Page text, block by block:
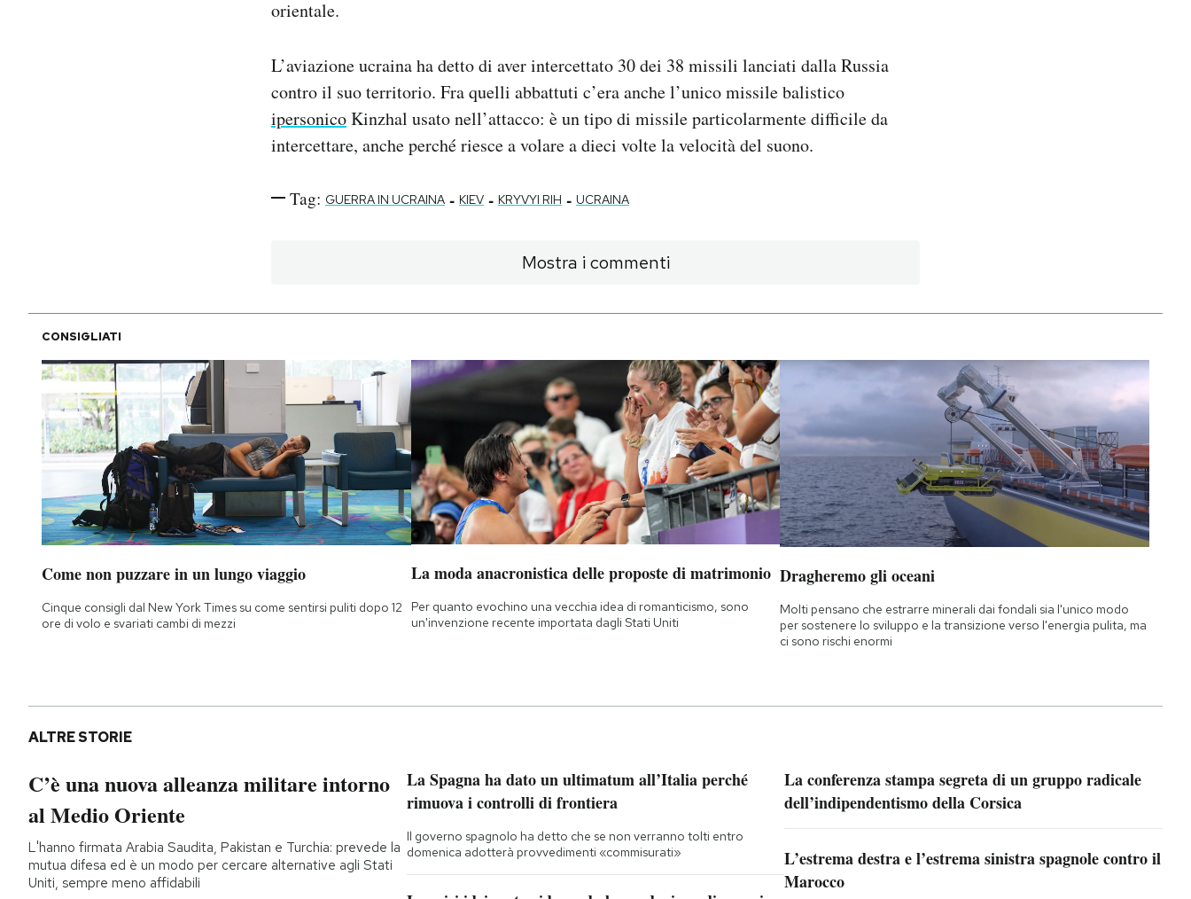
orientale.
L’aviazione ucraina ha detto di aver intercettato 30 dei 38 missili lanciati dalla Russia
contro il suo territorio. Fra quelli abbattuti c’era anche l’unico missile balistico
ipersonicoKinzhal usato nell’attacco: è un tipo di missile particolarmente difficile da
intercettare, anche perché riesce a volare a dieci volte la velocità del suono.
Tag: GUERRA IN UCRAINA - KIEV - KRYVYI RIH - UCRAINA
Mostra i commenti
CONSIGLIATI
Come non puzzare in un lungo viaggio
Cinque consigli dal New York Times su come sentirsi puliti dopo 12
ore di volo e svariati cambi di mezzi
La moda anacronistica delle proposte di matrimonio
Per quanto evochino una vecchia idea di romanticismo, sono
un'invenzione recente importata dagli Stati Uniti
Dragheremo gli oceani
Molti pensano che estrarre minerali dai fondali sia l'unico modo
per sostenere lo sviluppo e la transizione verso l'energia pulita, ma
ci sono rischi enormi
ALTRE STORIE
C’è una nuova alleanza militare intorno
al Medio Oriente
L'hanno firmata Arabia Saudita, Pakistan e Turchia: prevede la
mutua difesa ed è un modo per cercare alternative agli Stati
Uniti, sempre meno affidabili
La Spagna ha dato un ultimatum all’Italia perché
rimuova i controlli di frontiera
Il governo spagnolo ha detto che se non verranno tolti entro
domenica adotterà provvedimenti «commisurati»
La conferenza stampa segreta di un gruppo radicale
dell’indipendentismo della Corsica
L’estrema destra e l’estrema sinistra spagnole contro il
Marocco